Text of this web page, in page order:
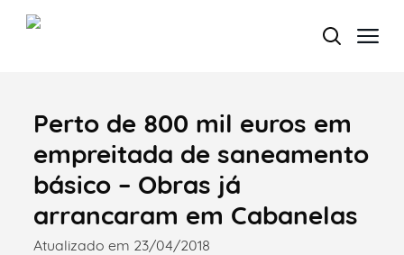
Termo de Pesquisa
Categorias gerais
Perto de 800 mil euros em
empreitada de saneamento
básico – Obras já
arrancaram em Cabanelas
Atualizado em 23/04/2018